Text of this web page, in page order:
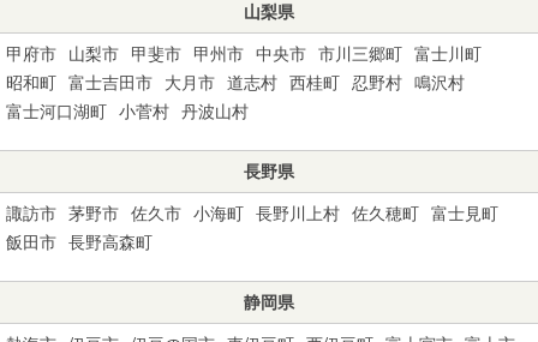
山梨県
甲府市 山梨市 甲斐市 甲州市 中央市 市川三郷町
富士川町
昭和町
富士吉田市 大月市 道志村 西桂町 忍野村
鳴沢村
富士河口湖町
小菅村 丹波山村
長野県
諏訪市 茅野市 佐久市 小海町 長野川上村 佐久穂町
富士見町
飯田市
長野高森町
静岡県